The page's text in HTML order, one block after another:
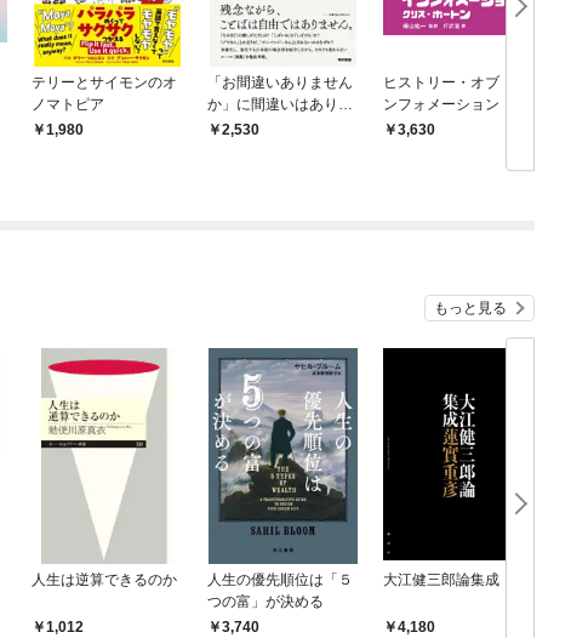
テリーとサイモンのオ
ノマトピア
1,980
「お間違いありません
か」に間違いはありま
せんか――「正しい日
2,530
ヒストリー・オブ・イ
ンフォメーション
3,630
もっと見る
人生は逆算できるのか
1,012
人生の優先順位は「５
つの富」が決める
3,740
大江健三郎論集成
4,180